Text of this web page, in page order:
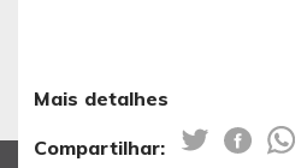
Mais detalhes
Compartilhar: